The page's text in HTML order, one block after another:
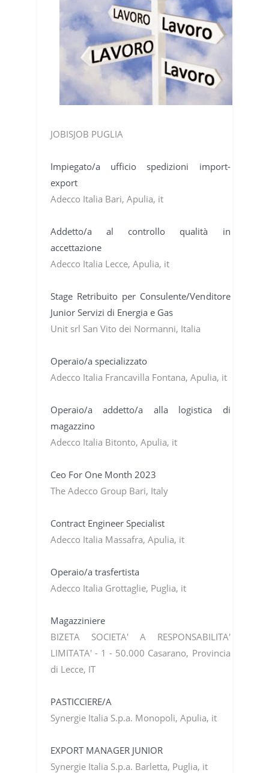
JOBISJOB PUGLIA
Impiegato/a ufficio spedizioni import-
export
Adecco Italia Bari, Apulia, it
Addetto/a al controllo qualità in
accettazione
Adecco Italia Lecce, Apulia, it
Stage Retribuito per Consulente/Venditore
Junior Servizi di Energia e Gas
Unit srl San Vito dei Normanni, Italia
Operaio/a specializzato
Adecco Italia Francavilla Fontana, Apulia, it
Operaio/a addetto/a alla logistica di
magazzino
Adecco Italia Bitonto, Apulia, it
Ceo For One Month 2023
The Adecco Group Bari, Italy
Contract Engineer Specialist
Adecco Italia Massafra, Apulia, it
Operaio/a trasfertista
Adecco Italia Grottaglie, Puglia, it
Magazziniere
BIZETA SOCIETA' A RESPONSABILITA'
LIMITATA' - 1 - 50.000 Casarano, Provincia
di Lecce, IT
PASTICCIERE/A
Synergie Italia S.p.a. Monopoli, Apulia, it
EXPORT MANAGER JUNIOR
Synergie Italia S.p.a. Barletta, Puglia, it